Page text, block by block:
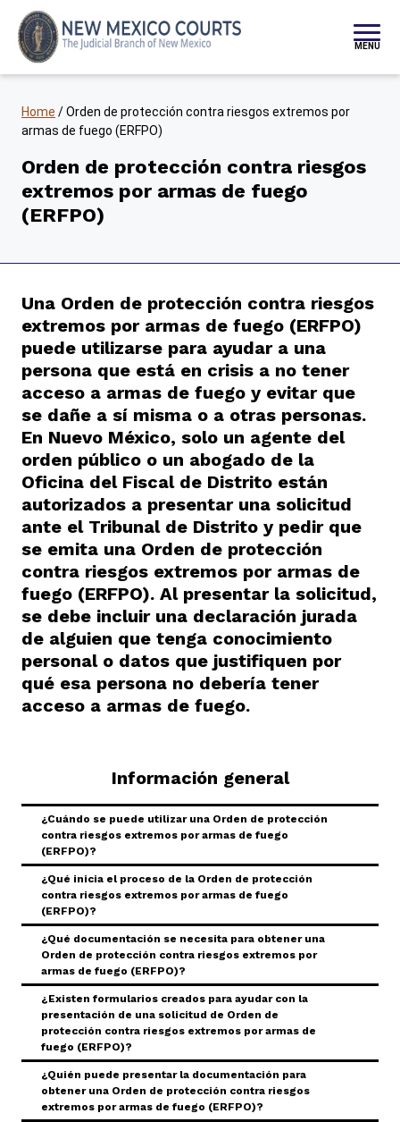
Saltar al contenido
MENU
Home /Orden de protección contra riesgos extremos por
armas de fuego (ERFPO)
Orden de protección contra riesgos
extremos por armas de fuego
(ERFPO)
Una Orden de protección contra riesgos
extremos por armas de fuego (ERFPO)
puede utilizarse para ayudar a una
persona que está en crisis a no tener
acceso a armas de fuego y evitar que
se dañe a sí misma o a otras personas.
En Nuevo México, solo un agente del
orden público o un abogado de la
Oficina del Fiscal de Distrito están
autorizados a presentar una solicitud
ante el Tribunal de Distrito y pedir que
se emita una Orden de protección
contra riesgos extremos por armas de
fuego (ERFPO). Al presentar la solicitud,
se debe incluir una declaración jurada
de alguien que tenga conocimiento
personal o datos que justifiquen por
qué esa persona no debería tener
acceso a armas de fuego.
Información general
¿Cuándo se puede utilizar una Orden de protección
contra riesgos extremos por armas de fuego
(ERFPO)?
¿Qué inicia el proceso de la Orden de protección
contra riesgos extremos por armas de fuego
(ERFPO)?
¿Qué documentación se necesita para obtener una
Orden de protección contra riesgos extremos por
armas de fuego (ERFPO)?
Toggle Accordion
¿Existen formularios creados para ayudar con la
presentación de una solicitud de Orden de
protección contra riesgos extremos por armas de
fuego (ERFPO)?
¿Quién puede presentar la documentación para
obtener una Orden de protección contra riesgos
extremos por armas de fuego (ERFPO)?
Toggle Accordion